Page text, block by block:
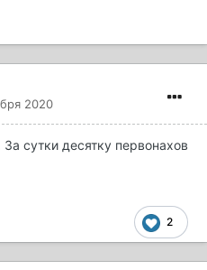
2020
сутки десятку первонахов
2